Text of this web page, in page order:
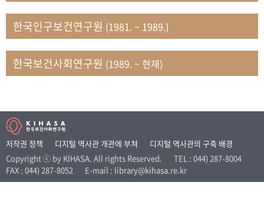
VR 역사관
문현상
가족복지연구실 인구가족연구팀
박인화
보건정책연구실
박재빈
연구부 인구역학담당실
변종화
보건정책연구실 건강증진팀
송건용
보건정책연구실
송태민
정보통계연구실 빅데이터연구센터
신희설
사업개발부 국제협력연구실
이규식
의료보험연구실
이문기
훈련부
한국인구보건연구원 (1981. ~ 1989.)
한국보건사회연구원 (1989. ~ 현재)
저작권 정책 디지털 역사관 개관에 부쳐
디지털 역사관의 구축 배경
Copyright ⓒ by KIHASA. All rights Reserved.
TEL : 044) 287-8004
FAX : 044) 287-8052
E-mail : library@kihasa.re.kr